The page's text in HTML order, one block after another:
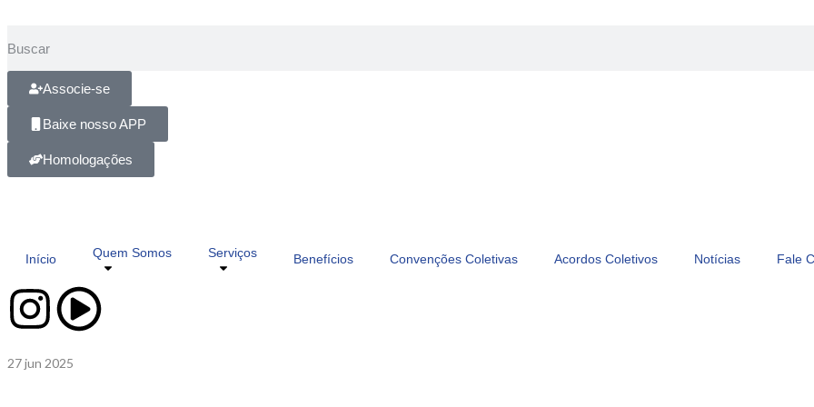
Associe-se
Baixe nosso APP
Homologações
Início Quem Somos Serviços Benefícios Convenções Coletivas Acordos Coletivos Notícias Fale
27jun 2025